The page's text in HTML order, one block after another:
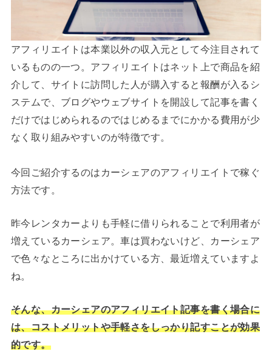
アフィリエイトは本業以外の収入元として今注目されて
いるものの一つ。アフィリエイトはネット上で商品を紹
介して、サイトに訪問した人が購入すると報酬が入るシ
ステムで、ブログやウェブサイトを開設して記事を書く
だけではじめられるのではじめるまでにかかる費用が少
なく取り組みやすいのが特徴です。
今回ご紹介するのはカーシェアのアフィリエイトで稼ぐ
方法です。
昨今レンタカーよりも手軽に借りられることで利用者が
増えているカーシェア。車は買わないけど、カーシェア
で色々なところに出かけている方、最近増えていますよ
ね。
そんな、カーシェアのアフィリエイト記事を書く場合に
は、コストメリットや手軽さをしっかり記すことが効果
的です。